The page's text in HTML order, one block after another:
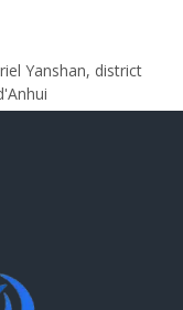
Yanshan, district